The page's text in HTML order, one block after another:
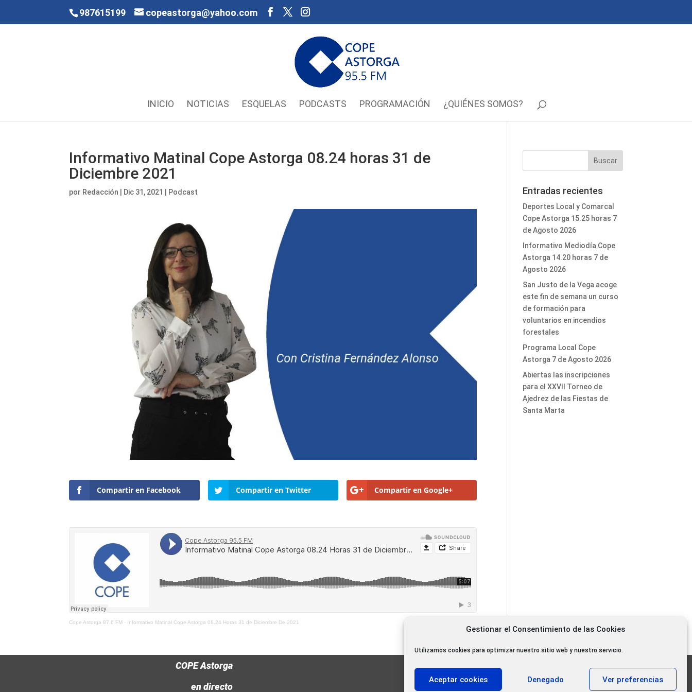
Gestionar el Consentimiento de las Cookies
Utilizamos cookies para optimizar nuestro sitio web y nuestro servicio.
Aceptar cookies Denegado Ver preferencias
987615199 copeastorga@yahoo.com
INICIO NOTICIAS ESQUELAS PODCASTS PROGRAMACIÓN ¿QUIÉNES SOMOS?
Informativo Matinal Cope Astorga 08.24 horas 31 de
Diciembre 2021
por Redacción Dic 31, 2021 Podcast
Compartir en Facebook Compartir en Twitter Compartir en Google+
Cope Astorga 87.6 FM · Informativo Matinal Cope Astorga 08.24 Horas 31 de Diciembre De 2021
Entradas recientes
Deportes Local y Comarcal
Cope Astorga 15.25 horas 7
de Agosto 2026
Informativo Mediodía Cope
Astorga 14.20 horas 7 de
Agosto 2026
San Justo de la Vega acoge
este fin de semana un curso
de formación para
voluntarios en incendios
forestales
Programa Local Cope
Astorga 7 de Agosto 2026
Abiertas las inscripciones
para el XXVII Torneo de
Ajedrez de las Fiestas de
Santa Marta
COPE Astorga
en directo
11.000 oyentes diarios
11.000 Gracias